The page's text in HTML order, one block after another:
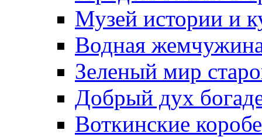
Музей истории и
Водная
Зеленый мир
Добрый дух
Воткинские